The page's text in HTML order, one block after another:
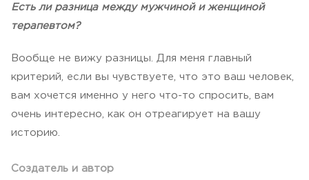
Есть ли разница между мужчиной и женщиной
терапевтом?
Вообще не вижу разницы. Для меня главный
критерий, если вы чувствуете, что это ваш человек,
вам хочется именно у него что-то спросить, вам
очень интересно, как он отреагирует на вашу
историю.
Создатель и автор